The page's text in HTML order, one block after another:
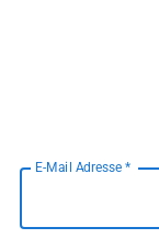
E-Mail Adresse *